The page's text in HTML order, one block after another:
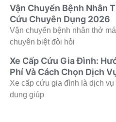
Vận Chuyển Bệnh Nhân
Cứu Chuyên Dụng 2026
Vận chuyển bệnh nhân thở
chuyên biệt đòi hỏi
Xe Cấp Cứu Gia Đình:
Phí Và Cách Chọn Dịch
Xe cấp cứu gia đình là dịch
dụng giúp